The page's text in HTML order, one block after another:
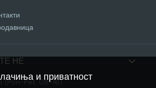
НЕ
(Pon-Pet: 08-16)и приватност